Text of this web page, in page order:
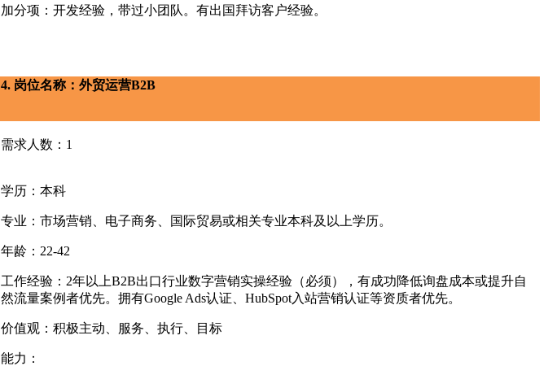
加分项：开发经验，带过小团队。有出国拜访客户经验。
4. 岗位名称：外贸运营B2B
需求人数：1
学历：本科
专业：市场营销、电子商务、国际贸易或相关专业本科及以上学历。
年龄：22-42
工作经验：2年以上B2B出口行业数字营销实操经验（必须），有成功降低询盘成本或提升自
然流量案例者优先。拥有Google Ads认证、HubSpot入站营销认证等资质者优先。
价值观：积极主动、服务、执行、目标
能力：